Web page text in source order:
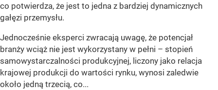
co potwierdza, że jest to jedna z bardziej dynamicznych
gałęzi przemysłu.
Jednocześnie eksperci zwracają uwagę, że potencjał
branży wciąż nie jest wykorzystany w pełni – stopień
samowystarczalności produkcyjnej, liczony jako relacja
krajowej produkcji do wartości rynku, wynosi zaledwie
około jedną trzecią, co...